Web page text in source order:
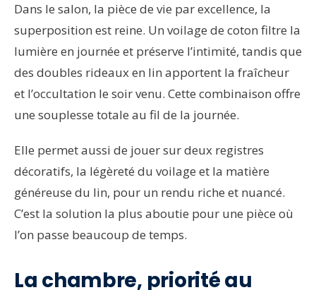
Dans le salon, la pièce de vie par excellence, la
superposition est reine. Un voilage de coton filtre la
lumière en journée et préserve l’intimité, tandis que
des doubles rideaux en lin apportent la fraîcheur
et l’occultation le soir venu. Cette combinaison offre
une souplesse totale au fil de la journée.
Elle permet aussi de jouer sur deux registres
décoratifs, la légèreté du voilage et la matière
généreuse du lin, pour un rendu riche et nuancé.
C’est la solution la plus aboutie pour une pièce où
l’on passe beaucoup de temps.
La chambre, priorité au